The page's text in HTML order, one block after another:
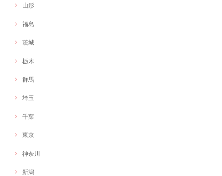
山形
福島
茨城
栃木
群馬
埼玉
千葉
東京
神奈川
新潟